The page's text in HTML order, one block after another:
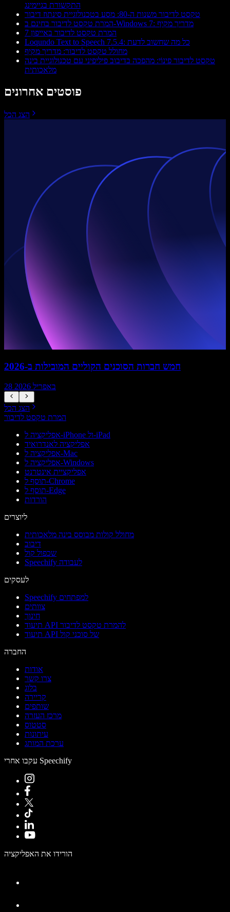
התקשורת בגיימינג
טקסט לדיבור משנות ה-80: מסע בטכנולוגיית סינתוז דיבור
המרת טקסט לדיבור בחינם ב-Windows 7: מדריך מקיף
המרת טקסט לדיבור באייפון 7
Loqundo Text to Speech 7.5.4: כל מה שחשוב לדעת
מחולל טקסט לדיבור: מדריך מקיף
טקסט לדיבור פינוֹי: מהפכה בדיבוב פיליפיני עם טכנולוגיית בינה
מלאכותית
פוסטים אחרונים
הצג הכל
חמש חברות הסוכנים הקוליים המובילות ב-2026
28 באפריל 2026
הצג הכל
המרת טקסט לדיבור
אפליקציה ל-iPhone ול-iPad
אפליקציה לאנדרואיד
אפליקציה ל-Mac
אפליקציה ל-Windows
אפליקציית אינטרנט
תוסף ל-Chrome
תוסף ל-Edge
הורדות
ליוצרים
מחולל קולות מבוסס בינה מלאכותית
דיבוב
שכפול קול
Speechify לעבודה
לעסקים
Speechify למפתחים
צוותים
חינוך
תיעוד API להמרת טקסט לדיבור
תיעוד API של סוכני קול
החברה
אודות
צרו קשר
בלוג
קריירה
שותפים
מרכז העזרה
סטטוס
עיתונות
ערכת המותג
עקבו אחרי Speechify
הורידו את האפליקציה